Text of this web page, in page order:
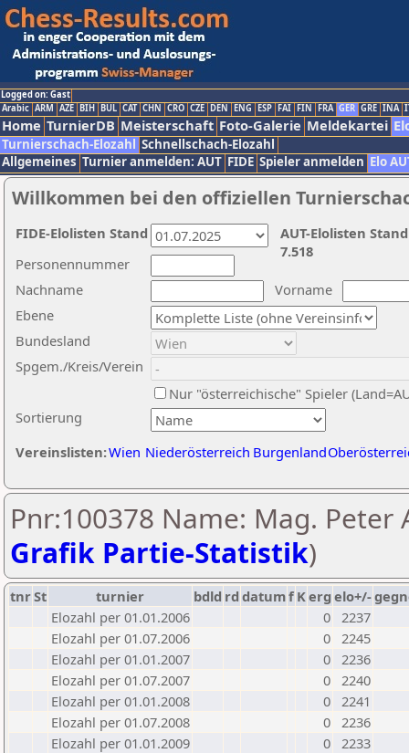
Logged on: Gast
Arabic ARM AZE BIH BUL CAT CHN CRO CZE DEN ENG ESP FAI FIN FRA GER GRE INA
Home TurnierDB Meisterschaft Foto-Galerie Meldekartei
Turnierschach-Elozahl Schnellschach-Elozahl
Allgemeines Turnier anmelden: AUT FIDE Spieler anmelden Elo
Willkommen bei den offiziellen
Nachname
Vorname
Ebene
Sortierung
Personennummer
Bundesland
Spgem./Kreis/Verein
Nur "österreichische" Spieler
Vereinslisten:Wien Niederösterreich Burgenland
AUT-Elolisten
7.518
FIDE-Elolisten Stand
Pnr:100378 Name: Mag. Peter
Grafik Partie-Statistik)
tnrSt turnier bdld rd datumf Kerg elo+/-
Elozahl per 01.01.2006
0 2237
Elozahl per 01.07.2006
0 2245
Elozahl per 01.01.2007
0 2236
Elozahl per 01.07.2007
0 2240
Elozahl per 01.01.2008
0 2241
Elozahl per 01.07.2008
0 2236
Elozahl per 01.01.2009
0 2233